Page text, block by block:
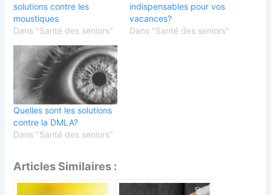
solutions contre les
moustiques
Dans "Santé des seniors"
indispensables pour vos
vacances?
Dans "Santé des seniors"
Quelles sont les solutions
contre la DMLA?
Dans "Santé des seniors"
Articles Similaires :